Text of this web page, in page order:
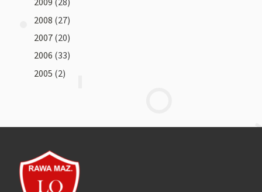
2008 (27)
2007 (20)
2006 (33)
2005 (2)